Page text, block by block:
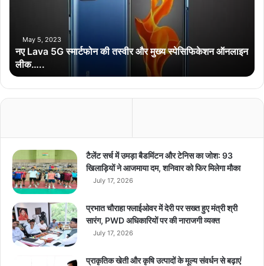
स्मा
फो
न
र
औ
र
मु
ख्य
सि
फि
के
May 5, 2023
नए Lava 5G स्मार्टफोन की तस्वीर और मुख्य स्पेसिफिकेशन ऑनलाइन
लीक…..
टैलेंट सर्च में उमड़ा बैडमिंटन और टेनिस का जोश: 93
खिलाड़ियों ने आजमाया दम, शनिवार को फिर मिलेगा मौका
July 17, 2026
प्रभात चौराहा फ्लाईओवर में देरी पर सख्त हुए मंत्री श्री
सारंग, PWD अधिकारियों पर की नाराजगी व्यक्त
July 17, 2026
प्राकृतिक खेती और कृषि उत्पादों के मूल्य संवर्धन से बढ़ाएं